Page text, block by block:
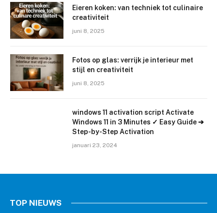
Eieren koken: van techniek tot culinaire
creativiteit
juni 8, 2025
Fotos op glas: verrijk je interieur met
stijl en creativiteit
juni 8, 2025
windows 11 activation script Activate
Windows 11 in 3 Minutes ✓ Easy Guide ➔
Step-by-Step Activation
januari 23, 2024
TOP NIEUWS